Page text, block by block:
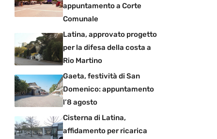
appuntamento a Corte
Comunale
Latina, approvato progetto
per la difesa della costa a
Rio Martino
Gaeta, festività di San
Domenico: appuntamento
l’8 agosto
Cisterna di Latina,
affidamento per ricarica